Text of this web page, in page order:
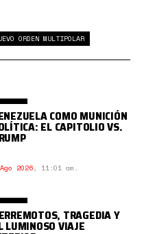
ORDEN MULTIPOLAR
COMO MUNICIÓN
EL CAPITOLIO VS.
2026, 11:01 am.
TRAGEDIA Y
LUMINOSO VIAJE